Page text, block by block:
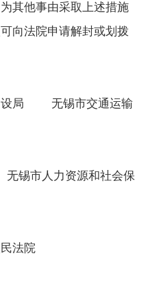
其他事由采取上述措施
向法院申请解封或划拨
局 无锡市交通运输
市人力资源和社会保
法院